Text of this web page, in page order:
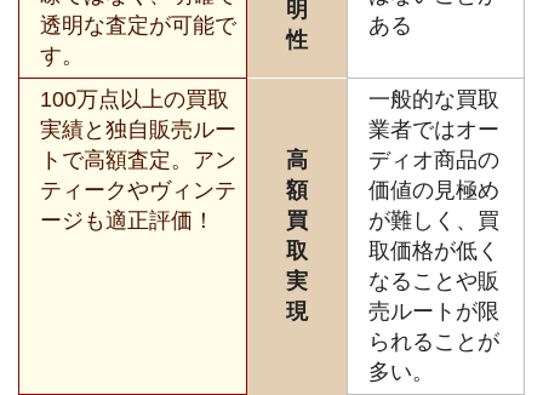
透明な査定が可能で
す。
明
性
ある
100万点以上の買取
実績と独自販売ルー
トで高額査定。アン
ティークやヴィンテ
ージも適正評価！
高
額
買
取
実
現
一般的な買取
業者ではオー
ディオ商品の
価値の見極め
が難しく、買
取価格が低く
なることや販
売ルートが限
られることが
多い。